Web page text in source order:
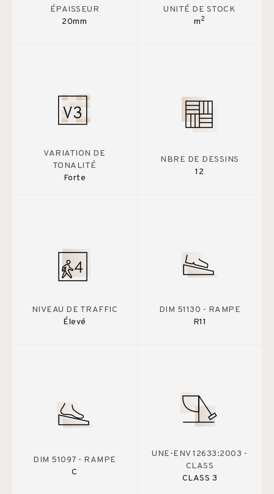
ÉPAISSEUR
20mm
UNITÉ DE STOCK
m2
VARIATION DE
TONALITÉ
Forte
NBRE DE DESSINS
12
NIVEAU DE TRAFFIC
Élevé
DIM 51130 - RAMPE
R11
DIM 51097 - RAMPE
C
UNE-ENV 12633:2003 -
CLASS
CLASS 3